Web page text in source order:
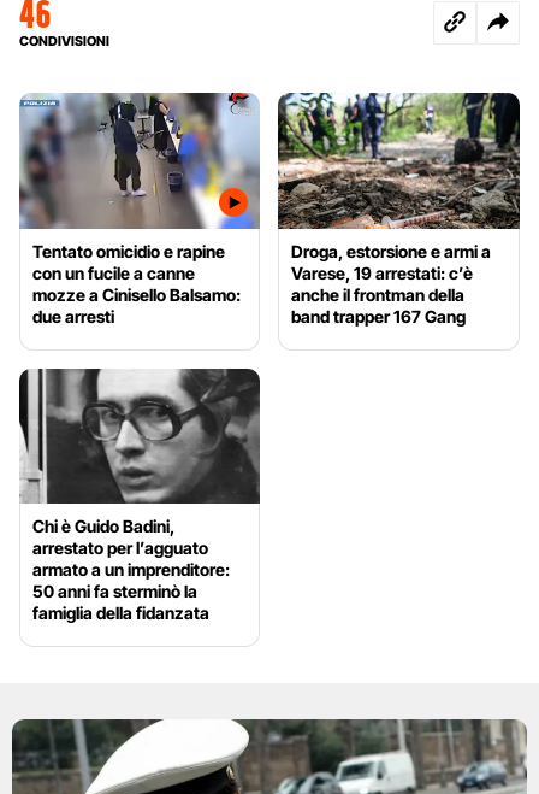
46
CONDIVISIONI
Tentato omicidio e rapine
con un fucile a canne
mozze a Cinisello Balsamo:
due arresti
Droga, estorsione e armi a
Varese, 19 arrestati: c’è
anche il frontman della
band trapper 167 Gang
Chi è Guido Badini,
arrestato per l’agguato
armato a un imprenditore:
50 anni fa sterminò la
famiglia della fidanzata